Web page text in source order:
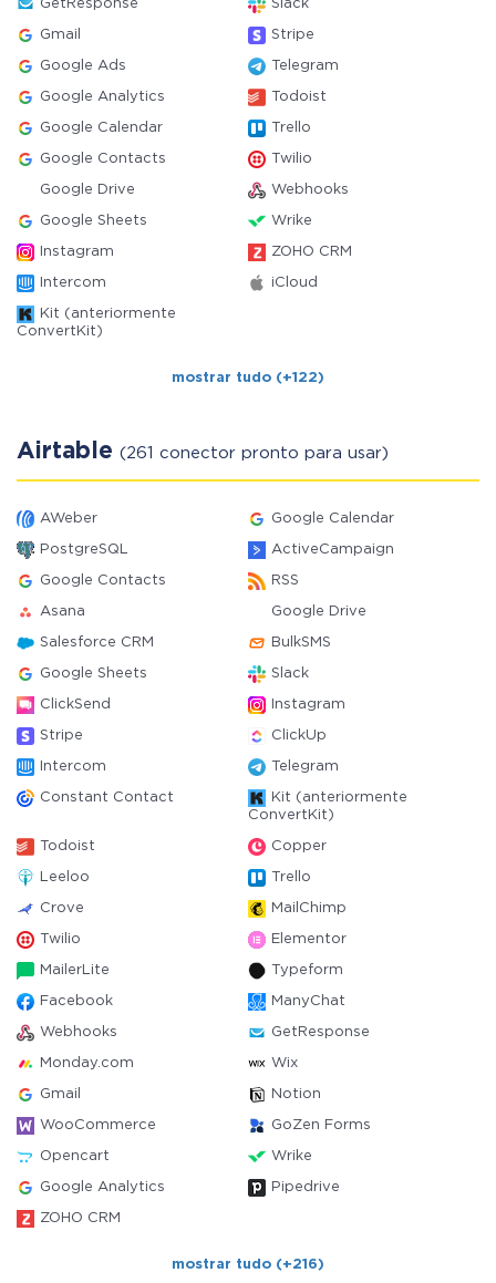
GetResponse Slack
Gmail Stripe
Google Ads Telegram
Google Analytics Todoist
Google Calendar Trello
Google Contacts Twilio
Google Drive Webhooks
Google Sheets Wrike
Instagram ZOHO CRM
Intercom iCloud
Kit (anteriormente
ConvertKit)
mostrar tudo (+122)
Airtable (261 conector pronto para usar)
AWeber Google Calendar
PostgreSQL ActiveCampaign
Google Contacts RSS
Asana Google Drive
Salesforce CRM BulkSMS
Google Sheets Slack
ClickSend Instagram
Stripe ClickUp
Intercom Telegram
Constant Contact
Kit (anteriormente
ConvertKit)
Todoist Copper
Leeloo Trello
Crove MailChimp
Twilio Elementor
MailerLite Typeform
Facebook ManyChat
Webhooks GetResponse
Monday.com Wix
Gmail Notion
WooCommerce GoZen Forms
Opencart Wrike
Google Analytics Pipedrive
ZOHO CRM
mostrar tudo (+216)